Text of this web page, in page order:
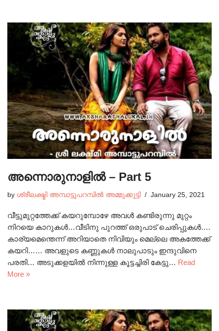
അന്നൊരുനാളിൽ – Part 5
by ശ്രീലക്ഷ്മി അമ്പാട്ടുപറമ്പിൽ അമ്മുക്കുട്ടി January 25, 2021
വീട്ടുമുറ്റത്തേക്ക് കയറുമ്പോഴേ അവൾ കണ്ടിരുന്നു മുറ്റം
നിറയെ കാറുകൾ…വീടിനു പുറത്ത് ഒരുപാട് ചെരിപ്പുകൾ….
കാര്യമെന്തെന്ന് അറിയാതെ നിവിയും മെല്ലെ അകത്തേക്ക്
കയറി…… അവളുടെ കണ്ണുകൾ നാലുപാടും ഇന്ദുവിനെ
പരതി… അടുക്കളയിൽ നിന്നുള്ള കൂട്ടച്ചിരി കേട്ടു… Read
More »